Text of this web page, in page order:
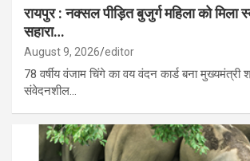
रायपुर : नक्सल पीड़ित बुजुर्ग महिला को मिला
सहारा…
August 9, 2026 editor
78 वर्षीय वंजाम चिंगे का वय वंदन कार्ड बना मुख्यमंत्री
संवेदनशील…